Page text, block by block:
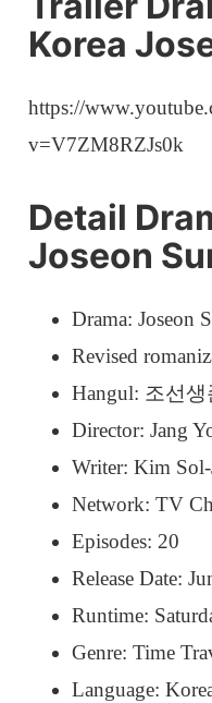
Korea
https://
v=V7ZM8RZJs0k
Detail
Joseon
Drama: Joseon
Revised
Hangul: 조선생
Director: Jang
Writer: Kim
Network: TV
Episodes: 20
Release Date:
Runtime:
Genre: Time
Language: